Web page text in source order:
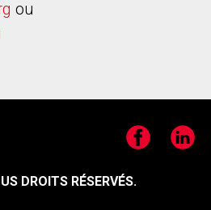
ou
FacebookLinkedIn
DROITS RÉSERVÉS.